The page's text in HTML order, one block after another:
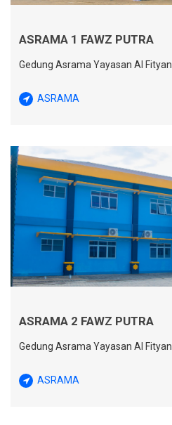
ASRAMA 1 FAWZ PUTRA
Gedung Asrama Yayasan Al Fityan
ASRAMA
ASRAMA 2 FAWZ PUTRA
Gedung Asrama Yayasan Al Fityan
ASRAMA